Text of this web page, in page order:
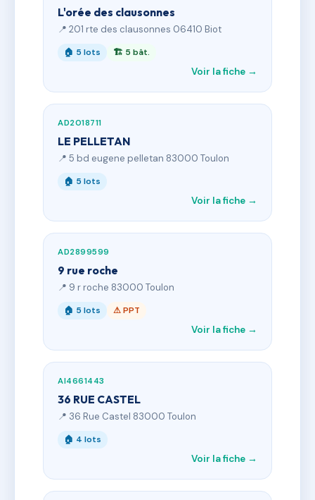
L'orée des clausonnes
📍 201 rte des clausonnes 06410 Biot
🏠 5 lots 🏗 5 bât.
Voir la fiche →
AD2018711
LE PELLETAN
📍 5 bd eugene pelletan 83000 Toulon
🏠 5 lots
Voir la fiche →
AD2899599
9 rue roche
📍 9 r roche 83000 Toulon
🏠 5 lots ⚠ PPT
Voir la fiche →
AI4661443
36 RUE CASTEL
📍 36 Rue Castel 83000 Toulon
🏠 4 lots
Voir la fiche →